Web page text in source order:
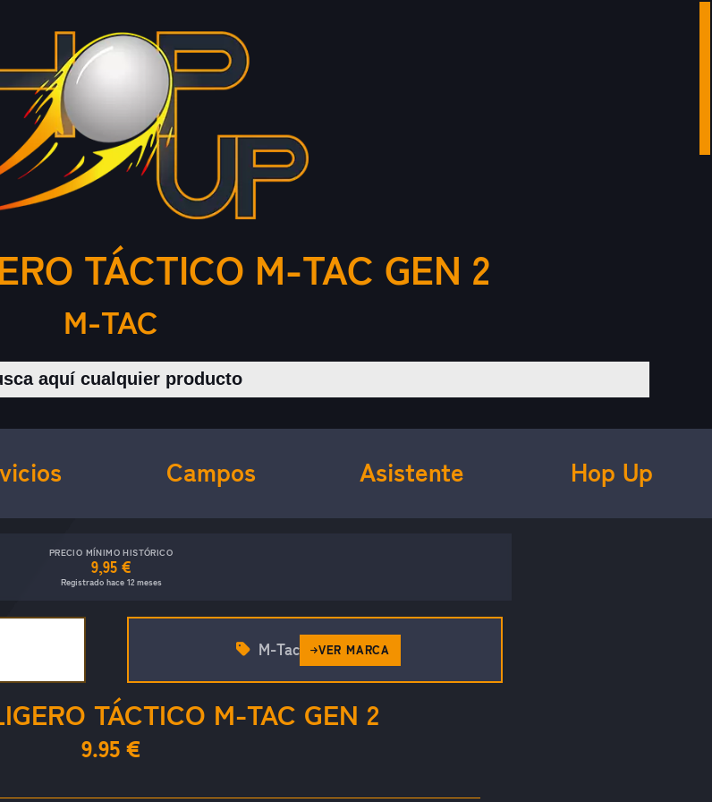
TÁCTICO M-TAC GEN 2
M-TAC
Buscar productos
Campos Asistente Hop Up
PRECIO MÍNIMO HISTÓRICO
9,95 €
Registrado hace 12 meses
TÁCTICO M-TAC GEN 2
9.95 €
M-Tac VER MARCA